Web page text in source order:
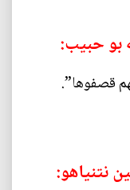
بو حبيب:
قصفوها”.
نتنياهو: